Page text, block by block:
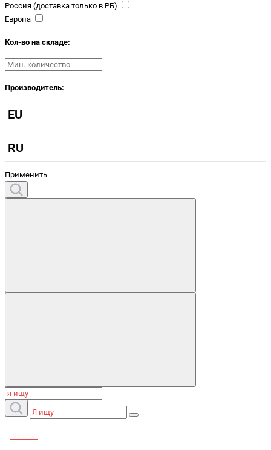
Россия (доставка только в РБ)
Европа
Кол-во на складе:
Производитель:
EU
RU
Применить